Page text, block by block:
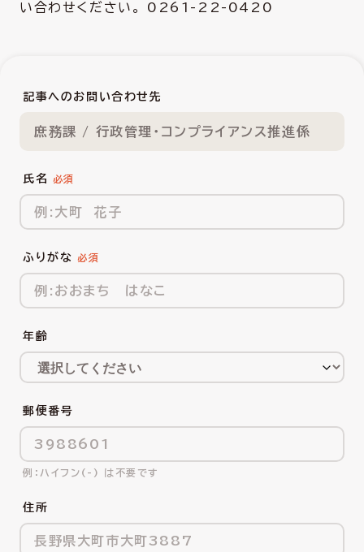
い合わせください。 0261-22-0420
記事へのお問い合わせ先
庶務課 / 行政管理・コンプライアンス推進係
氏名
ふりがな
年齢
郵便番号
ハイフン(-) は不要です
住所